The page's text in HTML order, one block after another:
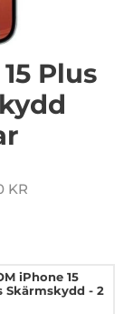
Plus
KR
iPhone 15
Skärmskydd - 2